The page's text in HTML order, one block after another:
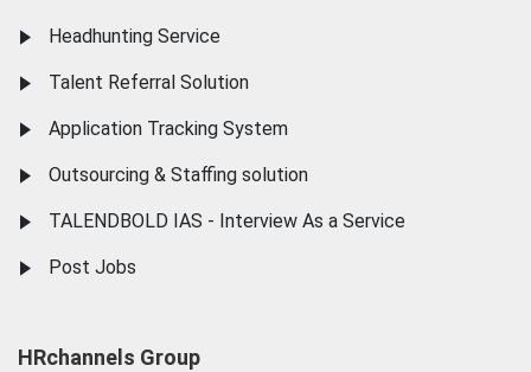
Headhunting Service
Talent Referral Solution
Application Tracking System
Outsourcing & Staffing solution
TALENDBOLD IAS - Interview As a Service
Post Jobs
HRchannels Group